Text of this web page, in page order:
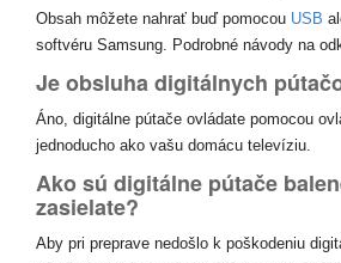
Obsah môžete nahrať buď pomocou USB
softvéru Samsung. Podrobné návody na
Je obsluha digitálnych
Áno, digitálne pútače ovládate pomocou
jednoducho ako vašu domácu televíziu.
Ako sú digitálne pútače
zasielate?
Aby pri preprave nedošlo k poškodeniu